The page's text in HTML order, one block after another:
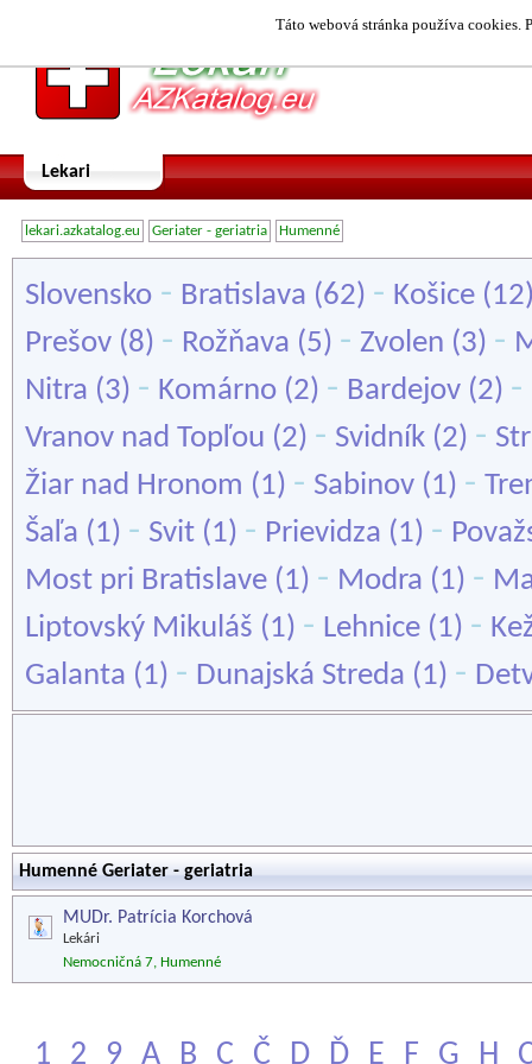
Táto webová stránka používa cookies.
Lekari
lekari.azkatalog.eu Geriater - geriatria Humenné
Slovensko - Bratislava (62) - Košice
Prešov (8) - Rožňava (5) - Zvolen (3) -
Nitra (3) - Komárno (2) - Bardejov (2) -
Vranov nad Topľou (2) - Svidník (2) -
Žiar nad Hronom (1) - Sabinov (1) -
Šaľa (1) - Svit (1) - Prievidza (1) -
Most pri Bratislave (1) - Modra (1) -
Liptovský Mikuláš (1) - Lehnice (1) -
Galanta (1) - Dunajská Streda (1) -
Humenné Geriater - geriatria
MUDr. Patrícia Korchová
Lekári
Nemocničná 7, Humenné
1 2 9 A B C Č D Ď E F G H